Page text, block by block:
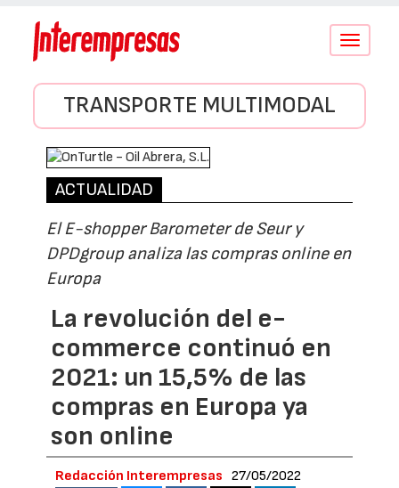
Conmutar
TRANSPORTE MULTIMODAL
ACTUALIDAD
El E-shopper Barometer de Seur y
DPDgroup analiza las compras online en
Europa
La revolución del e-
commerce continuó en
2021: un 15,5% de las
compras en Europa ya
son online
Redacción Interempresas 27/05/2022